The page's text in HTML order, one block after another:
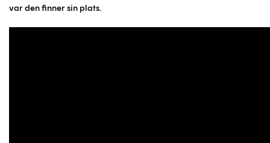
var den finner sin plats.